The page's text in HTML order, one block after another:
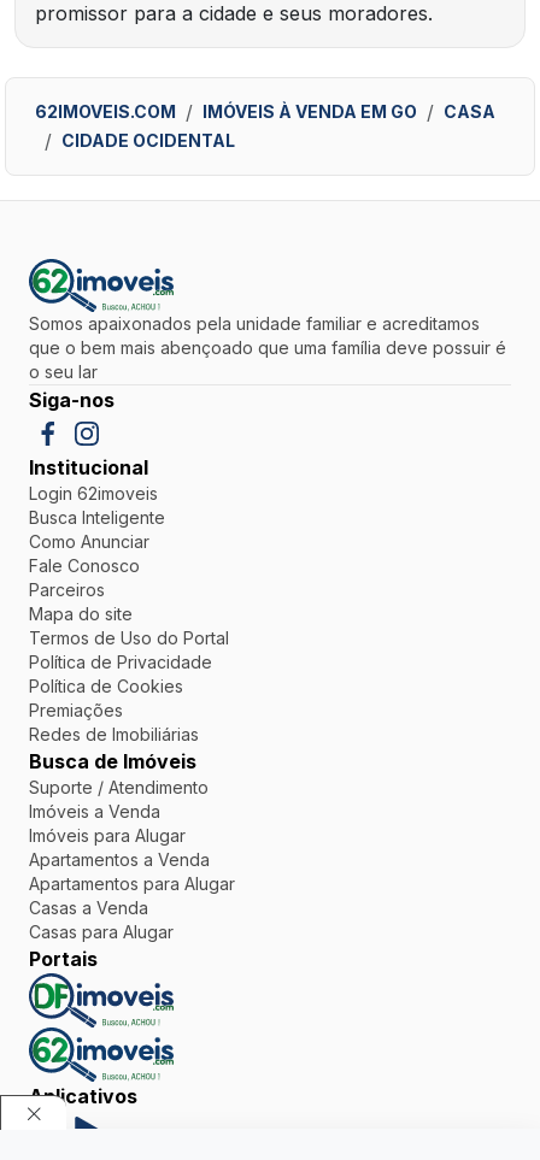
promissor para a cidade e seus moradores.
62IMOVEIS.COM IMÓVEIS À VENDA EM GO
CASA
CIDADE OCIDENTAL
Somos apaixonados pela unidade familiar e acreditamos
que o bem mais abençoado que uma família deve possuir é
o seu lar
Siga-nos
Institucional
Login 62imoveis
Busca Inteligente
Como Anunciar
Fale Conosco
Parceiros
Mapa do site
Termos de Uso do Portal
Política de Privacidade
Política de Cookies
Premiações
Redes de Imobiliárias
Busca de Imóveis
Suporte / Atendimento
Imóveis a Venda
Imóveis para Alugar
Apartamentos a Venda
Apartamentos para Alugar
Casas a Venda
Casas para Alugar
Portais
Aplicativos